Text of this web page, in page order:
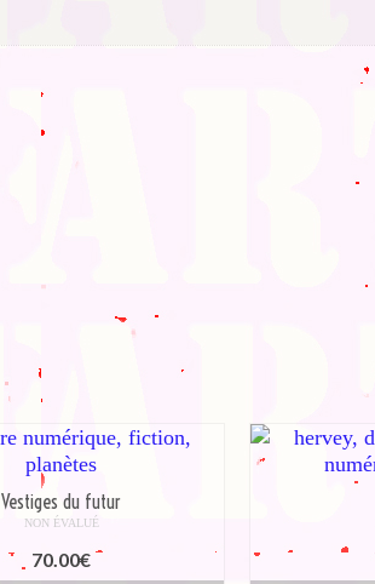
Vestiges du futur
NON ÉVALUÉ
70.00€